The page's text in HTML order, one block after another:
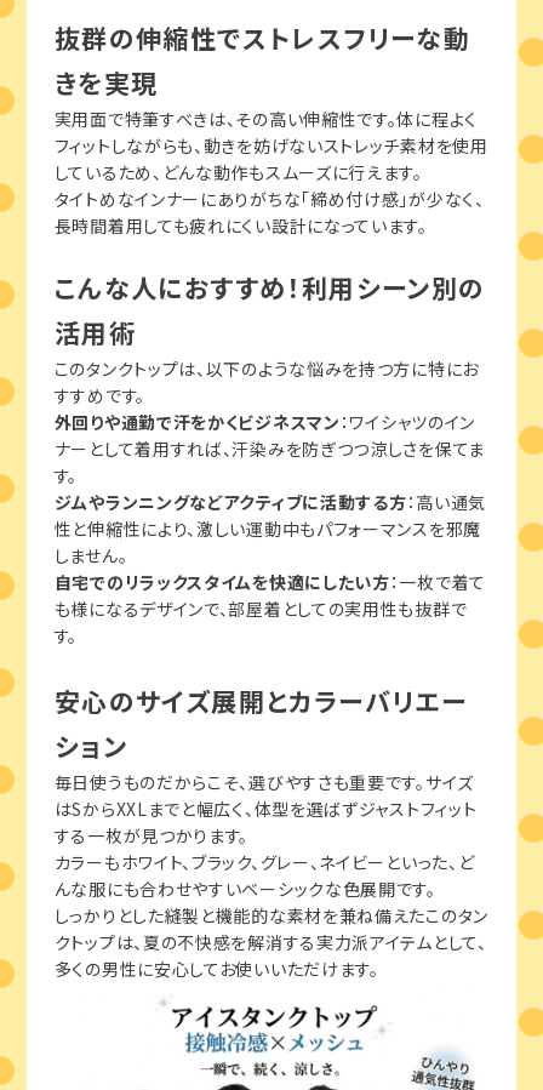
抜群の伸縮性でストレスフリーな動
きを実現
実用面で特筆すべきは、その高い伸縮性です。体に程よく
フィットしながらも、動きを妨げないストレッチ素材を使用
しているため、どんな動作もスムーズに行えます。
タイトめなインナーにありがちな「締め付け感」が少なく、
長時間着用しても疲れにくい設計になっています。
こんな人におすすめ！利用シーン別の
活用術
このタンクトップは、以下のような悩みを持つ方に特にお
すすめです。
外回りや通勤で汗をかくビジネスマン ：ワイシャツのイン
ナーとして着用すれば、汗染みを防ぎつつ涼しさを保てま
す。
ジムやランニングなどアクティブに活動する方：高い通気
性と伸縮性により、激しい運動中もパフォーマンスを邪魔
しません。
自宅でのリラックスタイムを快適にしたい方：一枚で着て
も様になるデザインで、部屋着としての実用性も抜群で
す。
安心のサイズ展開とカラーバリエー
ション
毎日使うものだからこそ、選びやすさも重要です。サイズ
はSからXXLまでと幅広く、体型を選ばずジャストフィット
する一枚が見つかります。
カラーもホワイト、ブラック、グレー、ネイビーといった、ど
んな服にも合わせやすいベーシックな色展開です。
しっかりとした縫製と機能的な素材を兼ね備えたこのタン
クトップは、夏の不快感を解消する実力派アイテムとして、
多くの男性に安心してお使いいただけます。